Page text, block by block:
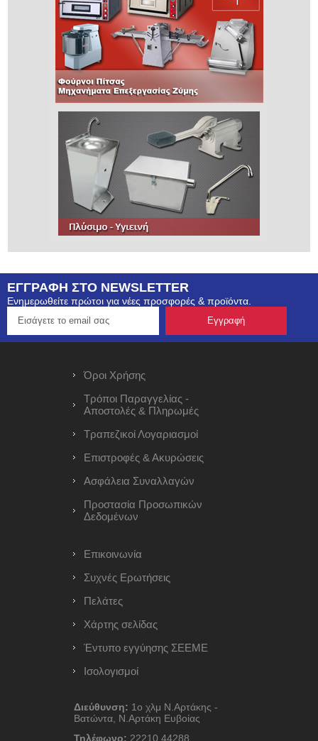
ΕΓΓΡΑΦΗ ΣΤΟ NEWSLETTER
Ενημερωθείτε πρώτοι για νέες προσφορές & προϊόντα.
Όροι Χρήσης
Τρόποι Παραγγελίας -
Αποστολές & Πληρωμές
Τραπεζικοί Λογαριασμοί
Επιστροφές & Ακυρώσεις
Ασφάλεια Συναλλαγών
Προστασία Προσωπικών
Δεδομένων
Επικοινωνία
Συχνές Ερωτήσεις
Πελάτες
Χάρτης σελίδας
Έντυπο εγγύησης ΣΕΕΜΕ
Ισολογισμοί
Διεύθυνση: 1ο χλμ Ν.Αρτάκης -
Βατώντα, Ν.Αρτάκη Ευβοίας
Τηλέφωνο: 22210 44288